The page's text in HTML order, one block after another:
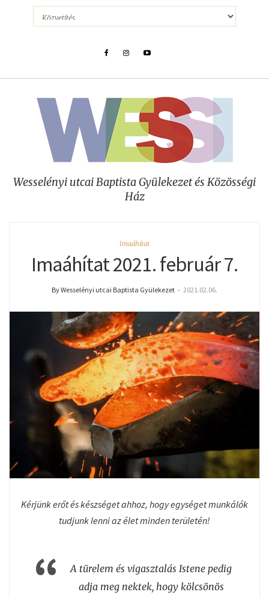
Wesselényi utcai Baptista Gyülekezet és Közösségi
Ház
Imaáhítat
Imaáhítat 2021. február 7.
By Wesselényi utcai Baptista Gyülekezet – 2021.02.06.
Kérjünk erőt és készséget ahhoz, hogy egységet munkálók
tudjunk lenni az élet minden területén!
A türelem és vigasztalás Istene pedig
adja meg nektek, hogy kölcsönös